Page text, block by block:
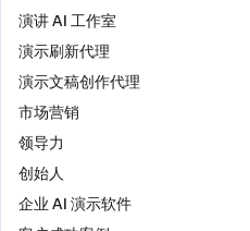
演讲 AI 工作室
演示刷新代理
演示文稿创作代理
市场营销
领导力
创始人
企业 AI 演示软件